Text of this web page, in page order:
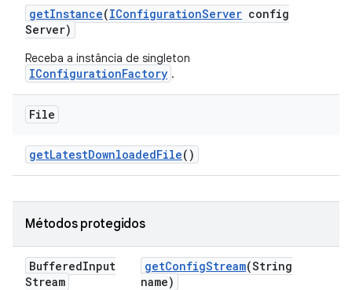
getInstance(IConfigurationServer config
Server)
Receba a instância de singleton
IConfigurationFactory .
File
getLatestDownloadedFile()
Métodos protegidos
BufferedInput
Stream
getConfigStream(String
name)